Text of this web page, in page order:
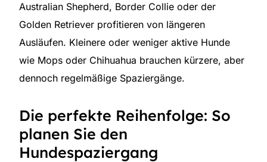
Australian Shepherd, Border Collie oder der
Golden Retriever profitieren von längeren
Ausläufen. Kleinere oder weniger aktive Hunde
wie Mops oder Chihuahua brauchen kürzere, aber
dennoch regelmäßige Spaziergänge.
Die perfekte Reihenfolge: So
planen Sie den
Hundespaziergang